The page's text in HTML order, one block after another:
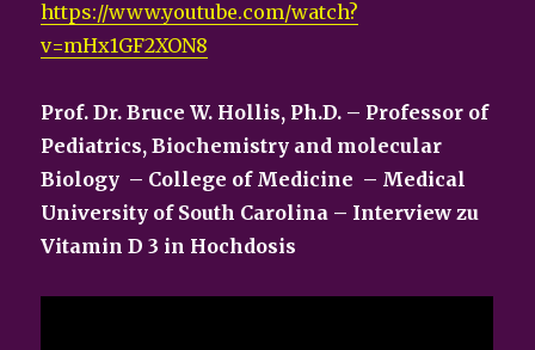
https://www.youtube.com/watch?
v=mHx1GF2XON8
Prof. Dr. Bruce W. Hollis, Ph.D. – Professor of
Pediatrics, Biochemistry and molecular
Biology – College of Medicine – Medical
University of South Carolina – Interview zu
Vitamin D 3 in Hochdosis